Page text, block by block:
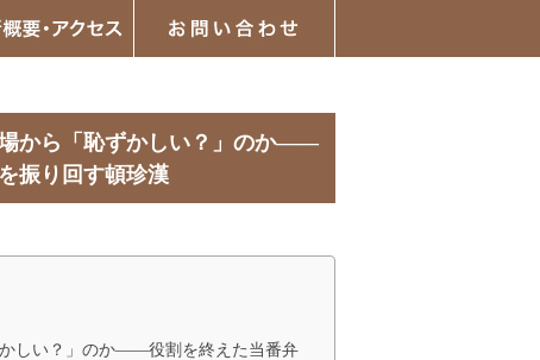
から「恥ずかしい？」のか――
振り回す頓珍漢
しい？」のか――役割を終えた当番弁